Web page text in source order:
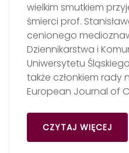
wielkim smutkiem
śmierci prof.
cenionego
Dziennikarstwa i
Uniwersytetu
także członkiem rady
European Journal of
CZYTAJ WIĘCEJ